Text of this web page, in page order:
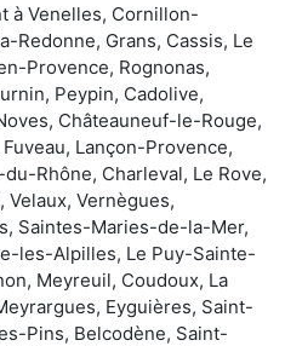
à Venelles, Cornillon-
Redonne, Grans, Cassis, Le
Provence, Rognonas,
Peypin, Cadolive,
Châteauneuf-le-Rouge,
Lançon-Provence,
Rhône, Charleval, Le Rove,
Vernègues,
Saintes-Maries-de-la-Mer,
les-Alpilles, Le Puy-Sainte-
Meyreuil, Coudoux, La
Eyguières, Saint-
Pins, Belcodène, Saint-